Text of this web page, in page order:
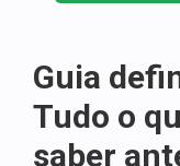
Guia
Tudo o
saber